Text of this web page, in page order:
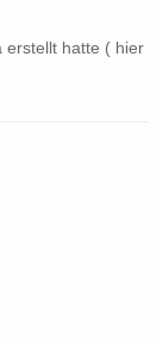
erstellt hatte ( hier